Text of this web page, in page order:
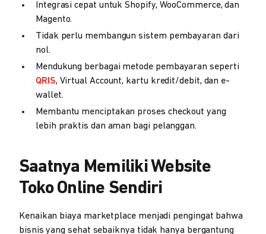
Integrasi cepat untuk Shopify, WooCommerce, dan
Magento.
Tidak perlu membangun sistem pembayaran dari
nol.
Mendukung berbagai metode pembayaran seperti
QRIS, Virtual Account, kartu kredit/debit, dan e-
wallet.
Membantu menciptakan proses checkout yang
lebih praktis dan aman bagi pelanggan.
Saatnya Memiliki Website
Toko Online Sendiri
Kenaikan biaya marketplace menjadi pengingat bahwa
bisnis yang sehat sebaiknya tidak hanya bergantung